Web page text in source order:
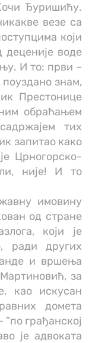
Ђуришићу.
везе са
који
деценије воде
И то: први –
знам,
Престонице
обраћањем
тих
запитао како
Црногорско-
није! И то
имовину
од стране
који је
ради других
и вршења
за
као искусан
домета
грађанској
је адвоката